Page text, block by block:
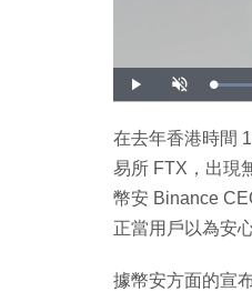
播
放
開
啟
在去年香港時間
易所 FTX，出現
幣安 Binance
正當用戶以為安
據幣安方面的宣